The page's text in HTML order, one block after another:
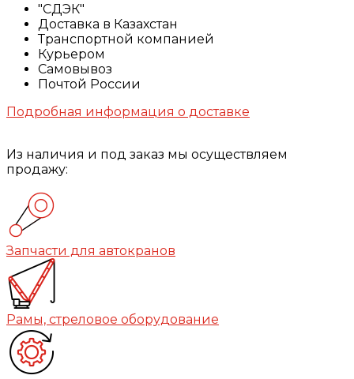
"СДЭК"
Доставка в Казахстан
Транспортной компанией
Курьером
Самовывоз
Почтой России
Подробная информация о доставке
Из наличия и под заказ мы осуществляем
продажу:
Запчасти для автокранов
Рамы, стреловое оборудование